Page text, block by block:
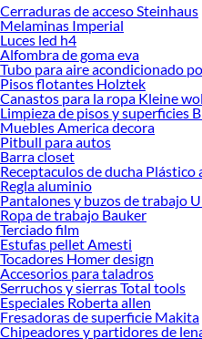
Desde remodelaciones hasta
tus ideas realidad. ¡Visítanos y
Pantallas para Lámparas!
Explora la variedad de productos
Sodimac
Herramientas, materiales y accesorios
renovación de espacios. ¡Visítanos y
ofrecerte!
Encuentra una amplia variedad de
Sodimac. Encuentra todo lo necesario
decoración. ¡Visítanos y haz tus ideas
Cerraduras de acceso Steinhaus
Melaminas Imperial
Luces led h4
Alfombra de goma eva
Tubo para aire acondicionado
Pisos flotantes Holztek
Canastos para la ropa Kleine
Limpieza de pisos y superficies
Muebles America decora
Pitbull para autos
Barra closet
Receptaculos de ducha Plástico
Regla aluminio
Pantalones y buzos de trabajo
Ropa de trabajo Bauker
Terciado film
Estufas pellet Amesti
Tocadores Homer design
Accesorios para taladros
Serruchos y sierras Total tools
Especiales Roberta allen
Fresadoras de superficie Makita
Chipeadores y partidores de